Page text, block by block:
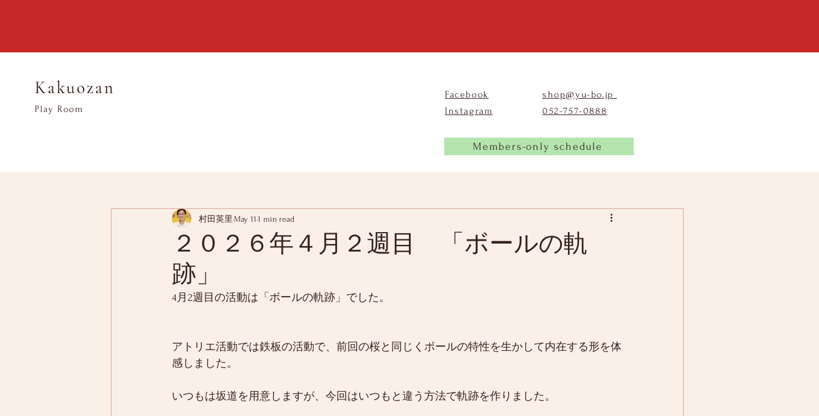
Kakuozan
​Play Room
Facebook
Instagram
shop@yu-bo.jp
​052-757-0888
Members-only schedule
２０２６年４月２週目 「ボールの軌
跡」
村田英里 May 11 1 min read
4月2週目の活動は「ボールの軌跡」でした。
アトリエ活動では鉄板の活動で、前回の桜と同じくボールの特性を生かして内在する形を体
感しました。
いつもは坂道を用意しますが、今回はいつもと違う方法で軌跡を作りました。